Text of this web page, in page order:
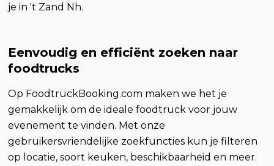
je in 't Zand Nh.
Eenvoudig en efficiënt zoeken naar
foodtrucks
Op FoodtruckBooking.com maken we het je
gemakkelijk om de ideale foodtruck voor jouw
evenement te vinden. Met onze
gebruikersvriendelijke zoekfuncties kun je filteren
op locatie, soort keuken, beschikbaarheid en meer.